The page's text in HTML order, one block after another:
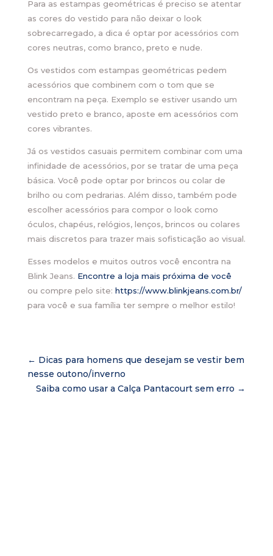
Para as estampas geométricas é preciso se atentar
as cores do vestido para não deixar o look
sobrecarregado, a dica é optar por acessórios com
cores neutras, como branco, preto e nude.
Os vestidos com estampas geométricas pedem
acessórios que combinem com o tom que se
encontram na peça. Exemplo se estiver usando um
vestido preto e branco, aposte em acessórios com
cores vibrantes.
Já os vestidos casuais permitem combinar com uma
infinidade de acessórios, por se tratar de uma peça
básica. Você pode optar por brincos ou colar de
brilho ou com pedrarias. Além disso, também pode
escolher acessórios para compor o look como
óculos, chapéus, relógios, lenços, brincos ou colares
mais discretos para trazer mais sofisticação ao visual.
Esses modelos e muitos outros você encontra na
Blink Jeans. Encontre a loja mais próxima de você
ou compre pelo site: https://www.blinkjeans.com.br/
para você e sua família ter sempre o melhor estilo!
← Dicas para homens que desejam se vestir bem
nesse outono/inverno
Saiba como usar a Calça Pantacourt sem erro →